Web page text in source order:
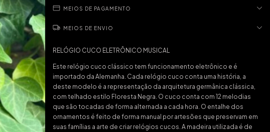
MEIOS DE PAGAMENTO
MEIOS DE ENVIO
RELÓGIO CUCO ELETRÔNICO MUSICAL
Este relógio cuco clássico tem funcionamento eletrônico e é
importado da Alemanha. Cada relógio cuco conta uma história, a
deste modelo é a representação da arquitetura germânica clássica,
com telhado estilo Floresta Negra. O cuco conta com 12 melodias
que são tocadas de forma alternada a cada hora. O entalhe dos
ornamentos é feito de forma manual por artesões que preservam em
suas famílias a arte de criar relógios cucos. A madeira utilizada é de